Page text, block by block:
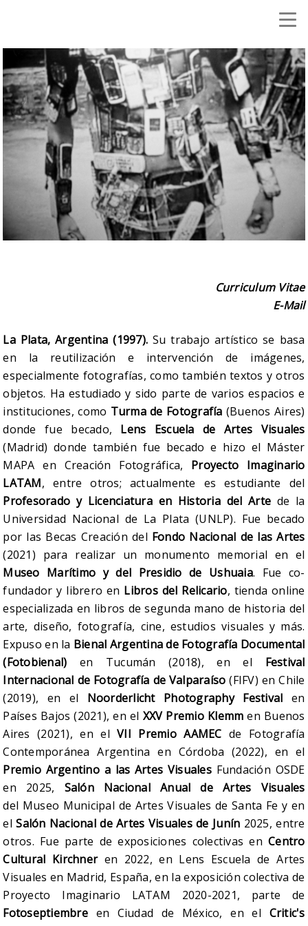
Curriculum Vitae
E-Mail
La Plata, Argentina (1997). Su trabajo artístico se basa
en la reutilización e intervención de imágenes,
especialmente fotografías, como también textos y otros
objetos. Ha estudiado y sido parte de varios espacios e
instituciones, como Turma de Fotografía (Buenos Aires)
donde fue becado, Lens Escuela de Artes Visuales
(Madrid) donde también fue becado e hizo el Máster
MAPA en Creación Fotográfica, Proyecto Imaginario
LATAM, entre otros; actualmente es estudiante del
Profesorado y Licenciatura en Historia del Arte de la
Universidad Nacional de La Plata (UNLP). Fue becado
por las Becas Creación del Fondo Nacional de las Artes
(2021) para realizar un monumento memorial en el
Museo Marítimo y del Presidio de Ushuaia. Fue co-
fundador y librero en Libros del Relicario, tienda online
especializada en libros de segunda mano de historia del
arte, diseño, fotografía, cine, estudios visuales y más.
Expuso en la Bienal Argentina de Fotografía Documental
(Fotobienal) en Tucumán (2018), en el Festival
Internacional de Fotografía de Valparaíso (FIFV) en Chile
(2019), en el Noorderlicht Photography Festival en
Países Bajos (2021), en el XXV Premio Klemm en Buenos
Aires (2021), en elVII Premio AAMEC de Fotografía
Contemporánea Argentina en Córdoba (2022), en el
Premio Argentino a las Artes VisualesFundación OSDE
en 2025, Salón Nacional Anual de Artes Visuales
del Museo Municipal de Artes Visuales de Santa Fe y en
elSalón Nacional de Artes Visuales de Junín 2025, entre
otros. Fue parte de exposiciones colectivas en Centro
Cultural Kirchneren 2022, en Lens Escuela de Artes
Visuales en Madrid, España, en la exposición colectiva de
Proyecto Imaginario LATAM 2020-2021, parte de
Fotoseptiembreen Ciudad de México, en el Critic's